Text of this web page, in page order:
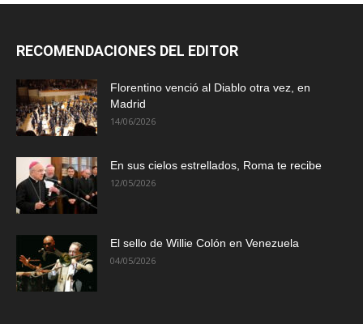
RECOMENDACIONES DEL EDITOR
Florentino venció al Diablo otra vez, en
Madrid
14/06/2026
En sus cielos estrellados, Roma te recibe
12/05/2026
El sello de Willie Colón en Venezuela
04/05/2026